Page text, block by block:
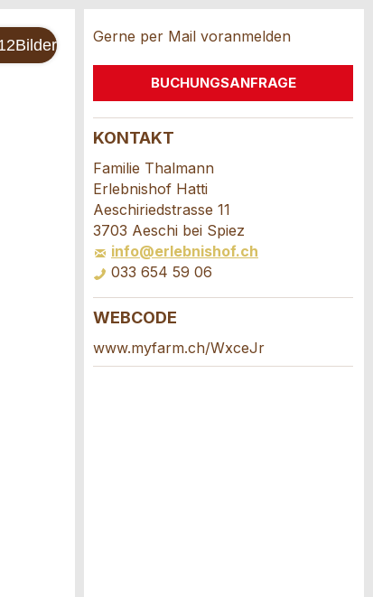
Gerne per Mail voranmelden
BUCHUNGSANFRAGE
KONTAKT
Familie Thalmann
Erlebnishof Hatti
Aeschiriedstrasse 11
3703 Aeschi bei Spiez
info@erlebnishof.ch
033 654 59 06
WEBCODE
www.myfarm.ch/WxceJr